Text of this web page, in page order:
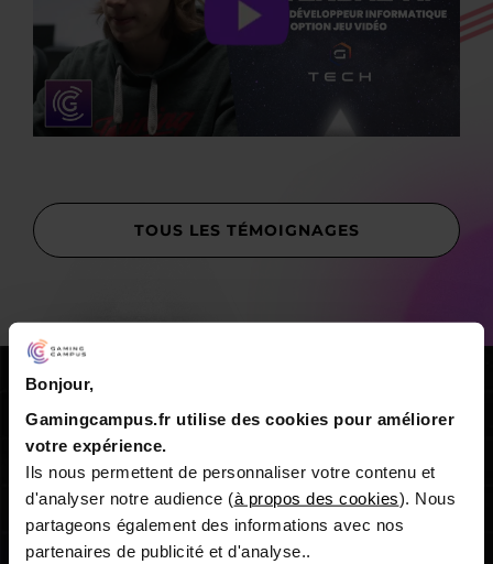
Bonjour,
Gamingcampus.fr utilise des cookies pour améliorer
votre expérience.
Ils nous permettent de personnaliser votre contenu et
d'analyser notre audience (à propos des cookies). Nous
partageons également des informations avec nos
partenaires de publicité et d'analyse..
TOUS LES TÉMOIGNAGES